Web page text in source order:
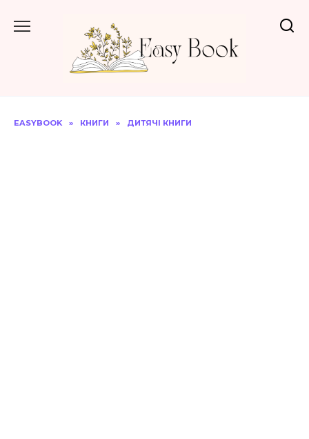
до
EASYBOOK » КНИГИ » ДИТЯЧІ КНИГИ